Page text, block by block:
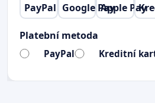
PayPal Google PayApple Pay
Platební metoda
PayPal Kreditní